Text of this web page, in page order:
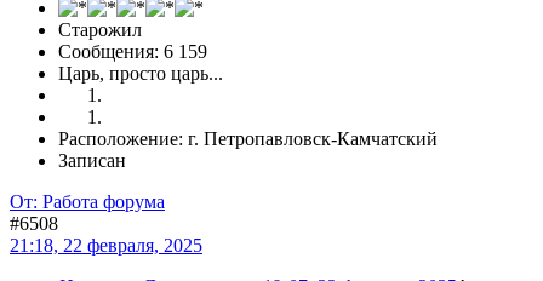
Старожил
Сообщения: 6 159
Царь, просто царь...
Расположение: г. Петропавловск-Камчатский
Записан
От: Работа форума
#6508
21:18, 22 февраля, 2025